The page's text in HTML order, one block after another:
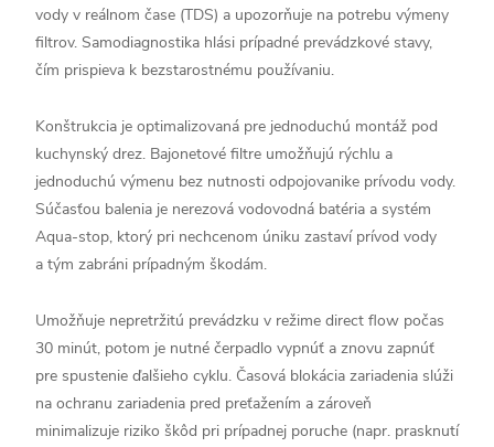
vody v reálnom čase (TDS) a upozorňuje na potrebu výmeny
filtrov. Samodiagnostika hlási prípadné prevádzkové stavy,
čím prispieva k bezstarostnému používaniu.
Konštrukcia je optimalizovaná pre jednoduchú montáž pod
kuchynský drez. Bajonetové filtre umožňujú rýchlu a
jednoduchú výmenu bez nutnosti odpojovanike prívodu vody.
Súčasťou balenia je nerezová vodovodná batéria a systém
Aqua-stop, ktorý pri nechcenom úniku zastaví prívod vody
a tým zabráni prípadným škodám.
Umožňuje nepretržitú prevádzku v režime direct flow počas
30 minút, potom je nutné čerpadlo vypnúť a znovu zapnúť
pre spustenie ďalšieho cyklu. Časová blokácia zariadenia slúži
na ochranu zariadenia pred preťažením a zároveň
minimalizuje riziko škôd pri prípadnej poruche (napr. prasknutí